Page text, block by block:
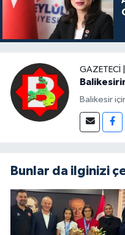
GAZETECI
Balıkesir
Bunlar da ilginizi